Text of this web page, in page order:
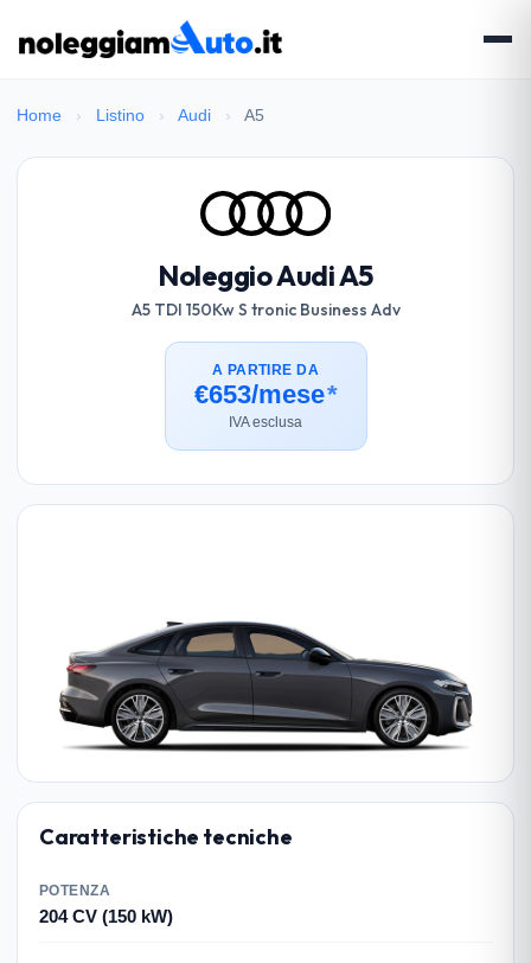
Home › Listino › Audi › A5
Noleggio Audi A5
A5 TDI 150Kw S tronic Business Adv
A PARTIRE DA
€653/mese*
IVA esclusa
Caratteristiche tecniche
POTENZA
204 CV (150 kW)